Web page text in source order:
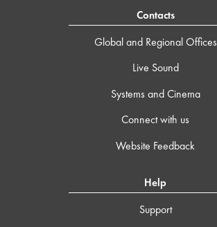
Contacts
Global and Regional Offices
Live Sound
Systems and Cinema
Connect with us
Website Feedback
Help
Support